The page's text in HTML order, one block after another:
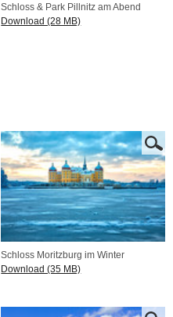
Schloss & Park Pillnitz am Abend
Download (28 MB)
Schloss Moritzburg im Winter
Download (35 MB)